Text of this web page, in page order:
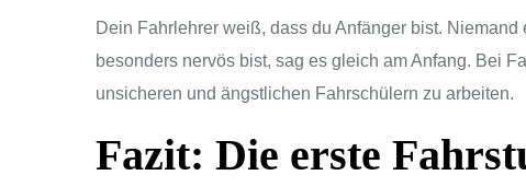
Dein Fahrlehrer weiß, dass du Anfänger bist.
besonders nervös bist, sag es gleich am Anfang. Bei
unsicheren und ängstlichen Fahrschülern zu arbeiten.
Fazit: Die erste